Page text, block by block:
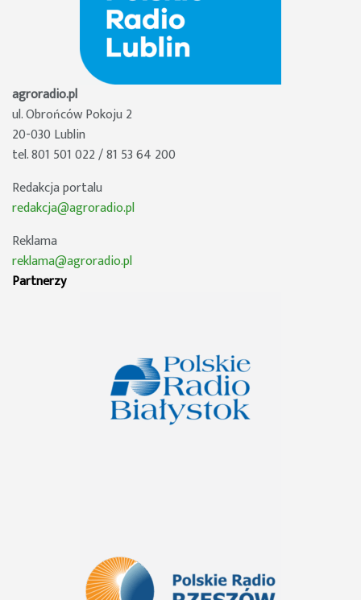
agroradio.pl
ul. Obrońców Pokoju 2
20-030 Lublin
tel. 801 501 022 / 81 53 64 200
Redakcja portalu
redakcja@agroradio.pl
Reklama
reklama@agroradio.pl
Partnerzy